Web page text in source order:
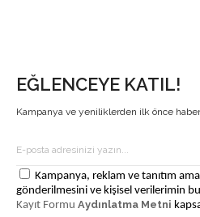
EĞLENCEYE KATIL!
Kampanya ve yeniliklerden ilk önce
Kampanya, reklam ve tanıtım
gönderilmesini ve kişisel verilerimin
Kayıt Formu Aydınlatma Metni